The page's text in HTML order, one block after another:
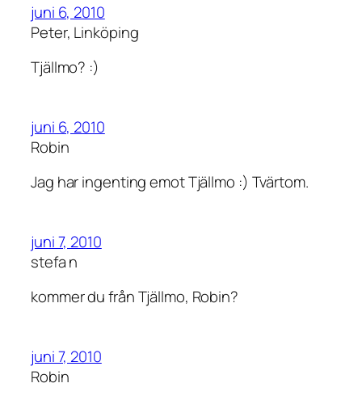
juni 6, 2010
Peter, Linköping
Tjällmo? :)
juni 6, 2010
Robin
Jag har ingenting emot Tjällmo :) Tvärtom.
juni 7, 2010
stefa n
kommer du från Tjällmo, Robin?
juni 7, 2010
Robin